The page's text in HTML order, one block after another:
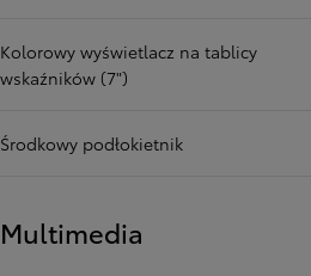
Kolorowy wyświetlacz na tablicy
wskaźników (7")
Środkowy podłokietnik
Multimedia